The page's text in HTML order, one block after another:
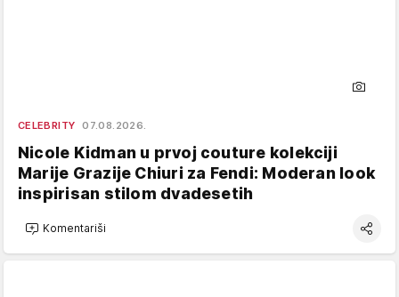
CELEBRITY 07.08.2026.
Nicole Kidman u prvoj couture kolekciji
Marije Grazije Chiuri za Fendi: Moderan look
inspirisan stilom dvadesetih
Komentariši